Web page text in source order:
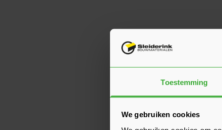
Toestemming
We gebruiken cookies